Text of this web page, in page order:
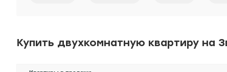
Купить двухкомнатную квартиру на